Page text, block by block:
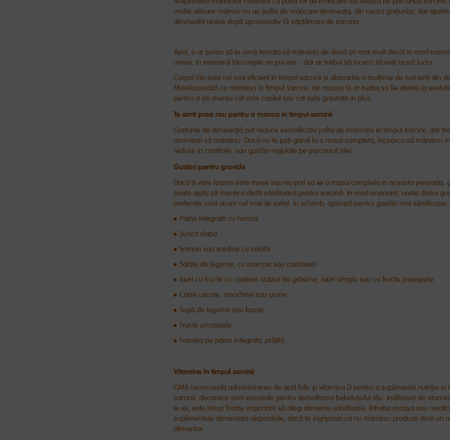
multe viitoare mămici nu au pofta de mâncare dimineața, din cauza grețurilor, dar
dimineață revine după aproximativ 15 săptămâni de sarcina.
Apoi, s-ar putea să te simți tentata să mănânci de două ori mai mult decât în ​​mod
urmei, în interiorul tău crește un pui mic - dar ar trebui să încerci să eviți acest lucru.
Corpul tău este cel mai eficient în timpul sarcinii și absoarbe o mulțime de nutrienți din
Monitorizează ce mănânci în timpul sarcinii, iar moașa ta ar trebui sa fie atenta la
pentru a știi mereu cat este copilul sau cat este greutate in plus.
Te simti prea rau pentru a manca in timpul sarcinii
Grețurile de dimineață pot reduce semnificativ pofta de mâncare în timpul sarcinii, dar
amintești să mănânci. Dacă nu te poți gândi la o masă completa, încearca să mănânci
reduse in cantitate, sau gustări regulate pe parcursul zilei.
Gustări pentru gravide
Dacă îți este foame între mese sau nu poți sa iei o masa completa in aceasta perioada,
poate ajuta să menții o dietă sănătoasă pentru sarcină. În mod enervant, unele dintre
preferate sunt acum cel mai de evitat. În schimb, optează pentru gustări mai sănătoase,
Pâine integrală cu humus
Șunca slaba
Somon sau sardine cu salată
Salate de legume, cu morcovi sau castraveți
Iaurt cu fructe cu conținut scăzut de grăsime, iaurt simplu sau cu fructe proaspete
Caise uscate, smochine sau prune
Supă de legume sau fasole
Fructe proaspete
Fasolea pe pâine integrala, prăjită
Vitamine în timpul sarcinii
OMS recomandă administrarea de acid folic și vitamina D pentru a suplimenta nutriția in
sarcinii, deoarece sunt esențiale pentru dezvoltarea bebelușului tău. Indiferent de
le iei, este totuși foarte important să alegi alimente sănătoase. Întreba moașa sau
suplimentele alimentare disponibile, dacă te îngrijorezi că nu mănânci produse dintr-un
alimentar.